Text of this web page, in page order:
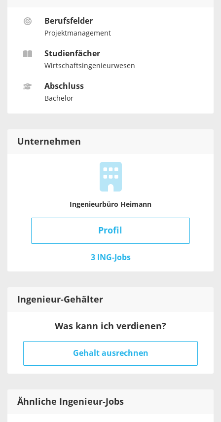
Berufsfelder
Projektmanagement
Studienfächer
Wirtschaftsingenieurwesen
Abschluss
Bachelor
Unternehmen
Ingenieurbüro Heimann
Profil
3 ING-Jobs
Ingenieur-Gehälter
Was kann ich verdienen?
Gehalt ausrechnen
Ähnliche Ingenieur-Jobs